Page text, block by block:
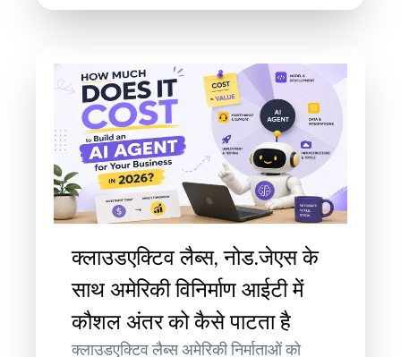
क्लाउडएक्टिव लैब्स, नोड.जेएस के
साथ अमेरिकी विनिर्माण आईटी में
कौशल अंतर को कैसे पाटता है
क्लाउडएक्टिव लैब्स अमेरिकी निर्माताओं को